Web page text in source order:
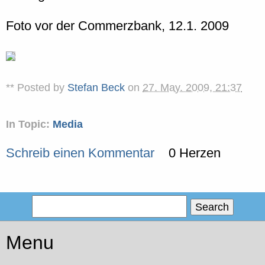
Foto vor der Commerzbank, 12.1. 2009
** Posted by Stefan Beck on 27. May. 2009, 21:37
In Topic: Media
Schreib einen Kommentar 0 Herzen
Menu